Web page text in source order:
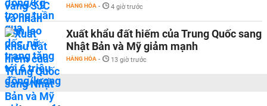
HÀNG HÓA - 4 giờ trước
Xuất khẩu đất hiếm của Trung Quốc sang
Nhật Bản và Mỹ giảm mạnh
HÀNG HÓA - 13 giờ trước